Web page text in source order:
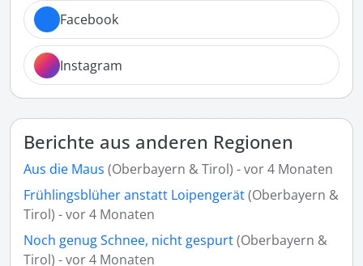
Facebook
Instagram
Berichte aus anderen Regionen
Aus die Maus (Oberbayern & Tirol) - vor 4 Monaten
Frühlingsblüher anstatt Loipengerät(Oberbayern &
Tirol) - vor 4 Monaten
Noch genug Schnee, nicht gespurt(Oberbayern &
Tirol) - vor 4 Monaten